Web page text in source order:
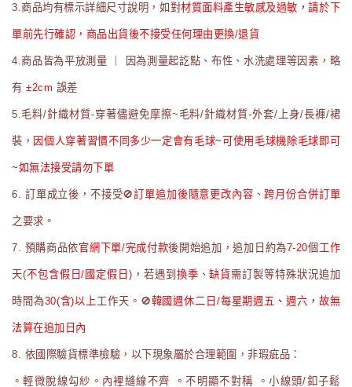
3.商品均有標示詳細尺寸說明，如對材質面料產生敏感及過敏 ，請於下
單前先行確認，商品出貨後不接受任何理由更換/退貨
4.商品皆為平放測量 ｜ 因為測量起訖點、布性、水洗處理等因素，略
有 ±2cm 誤差
5. 毛料/針織材質-穿著儘避免摩擦~ 毛料/針織材質-外套/上身/長褲/裙
裝， 因個人穿著習慣不同多少一定會有毛球~ 可使用毛球機除毛球即可
~如無法接受請勿下單
6. 訂單成立後，不接受🚫訂單追加後隨意更改內容 、 跨月份合併訂單
之要求。
7. 預購商品依官網下單/完成付款後開始追加，追加日約為7-20個 工作
天(不包含假日/國定假日)，若遇到 換季 、缺貨需訂製等特殊狀況追加
時間為30(含)以上 工作天。🚫韓國週休二日/每星期週五 、 週六 ， 故無
法算在追加日內
8. 依國際驗貨標準檢驗，以下現象屬於合理範圍，非瑕疵品：
。輕微脫線勾紗。內裡縫線不齊 。不明顯不對稱 。小線頭/釦子鬆